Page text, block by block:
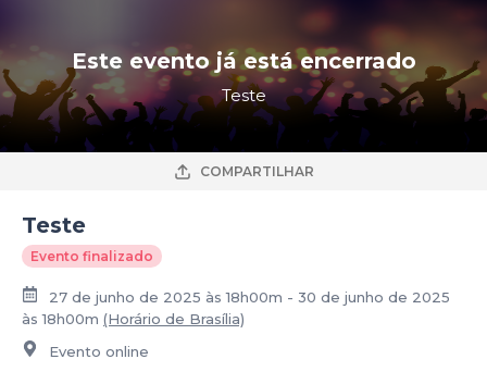
Este evento já está encerrado
Teste
COMPARTILHAR
Teste
Evento finalizado
27 de junho de 2025 às 18h00m - 30 de junho de 2025
às 18h00m (Horário de Brasília)
Evento online